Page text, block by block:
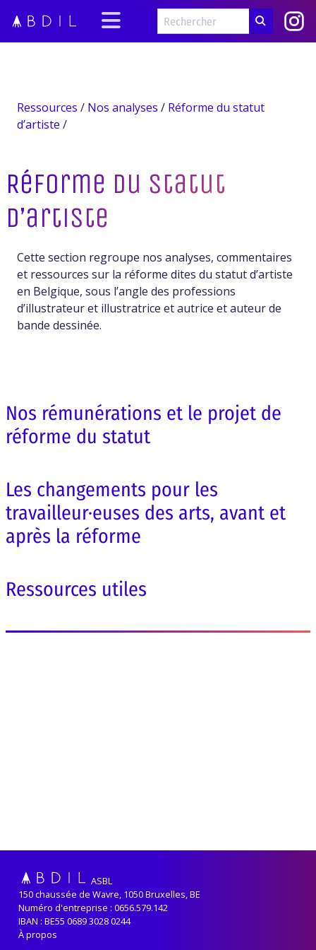
Ressources / Nos analyses / Réforme du statut
d’artiste /
Réforme du statut
d’artiste
Cette section regroupe nos analyses, commentaires
et ressources sur la réforme dites du statut d’artiste
en Belgique, sous l’angle des professions
d’illustrateur et illustratrice et autrice et auteur de
bande dessinée.
Nos rémunérations et le projet de
réforme du statut
Les changements pour les
travailleur·euses des arts, avant et
après la réforme
Ressources utiles
ASBL
150 chaussée de Wavre, 1050 Bruxelles, BE
Numéro d'entreprise : 0656.579.142
IBAN : BE55 0689 3028 0244
À propos